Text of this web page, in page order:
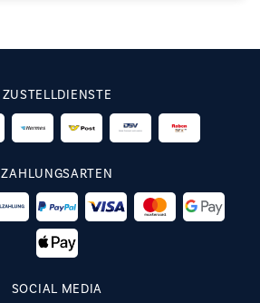
ZUSTELLDIENSTE
ZAHLUNGSARTEN
SOCIAL MEDIA